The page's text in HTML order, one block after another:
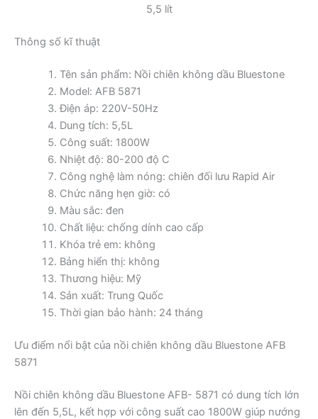
5,5 lít
Thông số kĩ thuật
Tên sản phẩm: Nồi chiên không dầu Bluestone
Model: AFB 5871
Điện áp: 220V-50Hz
Dung tích: 5,5L
Công suất: 1800W
Nhiệt độ: 80-200 độ C
Công nghệ làm nóng: chiên đối lưu Rapid Air
Chức năng hẹn giờ: có
Màu sắc: đen
Chất liệu: chống dính cao cấp
Khóa trẻ em: không
Bảng hiển thị: không
Thương hiệu: Mỹ
Sản xuất: Trung Quốc
Thời gian bảo hành: 24 tháng
Ưu điểm nổi bật của nồi chiên không dầu Bluestone AFB
5871
Nồi chiên không dầu Bluestone AFB- 5871 có dung tích lớn
lên đến 5,5L, kết hợp với công suất cao 1800W giúp nướng